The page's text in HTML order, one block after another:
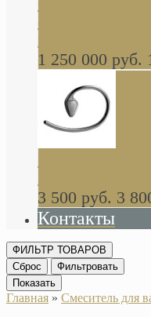
стиле барокко,
коричневый
1 250 000 руб.
Khala Colombo
НАЛИЧИИ
3 500 руб. 3
Контакты
ФИЛЬТР ТОВАРОВ
Сброс
Фильтровать
Показать
Главная » Смеситель для